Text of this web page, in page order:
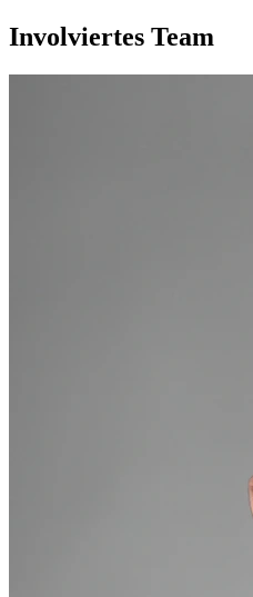
Involviertes Team